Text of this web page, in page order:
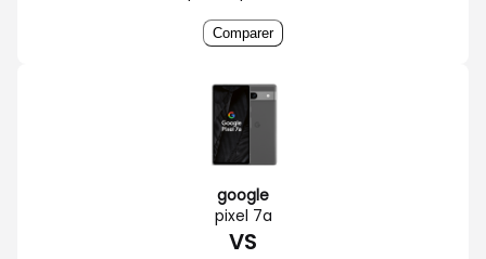
Comparer
google
pixel 7a
VS